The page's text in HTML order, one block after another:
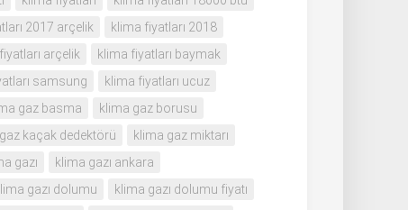
2017 arçelik
klima fiyatları 2018
arçelik
klima fiyatları baymak
samsung
klima fiyatları ucuz
gaz basma
klima gaz borusu
kaçak dedektörü
klima gaz miktarı
gazı
klima gazı ankara
gazı dolumu
klima gazı dolumu fiyatı